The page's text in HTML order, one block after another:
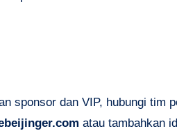
sponsor dan VIP, hubungi tim
atau tambahkan